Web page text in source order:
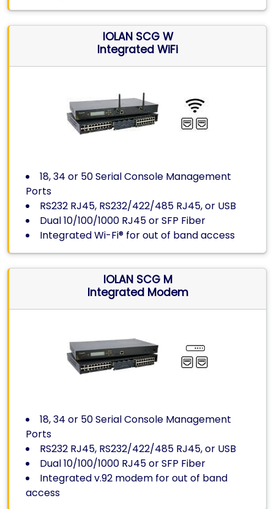
IOLAN SCG W
Integrated WiFi
18, 34 or 50 Serial Console Management
Ports
RS232 RJ45, RS232/422/485 RJ45, or USB
Dual 10/100/1000 RJ45 or SFP Fiber
Integrated Wi-Fi® for out of band access
IOLAN SCG M
Integrated Modem
18, 34 or 50 Serial Console Management
Ports
RS232 RJ45, RS232/422/485 RJ45, or USB
Dual 10/100/1000 RJ45 or SFP Fiber
Integrated v.92 modem for out of band
access